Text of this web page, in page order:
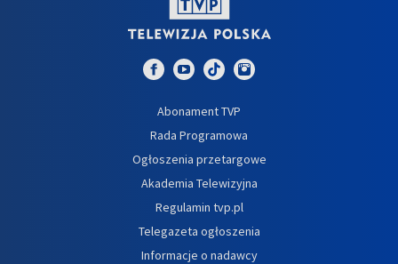
Abonament TVP
Rada Programowa
Ogłoszenia przetargowe
Akademia Telewizyjna
Regulamin tvp.pl
Telegazeta ogłoszenia
Informacje o nadawcy